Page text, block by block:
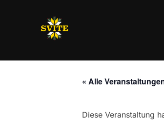
« Alle
Diese Veranstaltung